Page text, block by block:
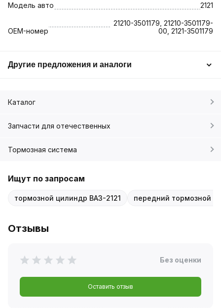
Модель авто 2121
OEM-номер
21210-3501179, 21210-3501179-
00, 2121-3501179
Другие предложения и аналоги
Каталог
Запчасти для отечественных
Тормозная система
Ищут по запросам
тормозной цилиндр ВАЗ-2121 передний тормозной
Отзывы
Без оценки
Оставить отзыв